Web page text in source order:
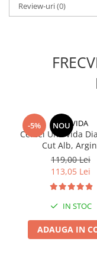
Review-uri(0)
-5% NOU
UNA VIDA
Cercei Una Vida
Cut Alb,
119,00 Lei
113,05 Lei
IN STOC
ADAUGA IN